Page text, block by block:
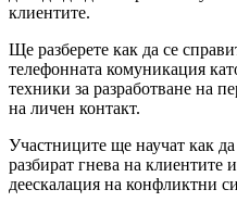
клиентите.
Ще разберете как да се
телефонната комуникация
техники за разработване на
на личен контакт.
Участниците ще научат как да
разбират гнева на клиентите
деескалация на конфликтни